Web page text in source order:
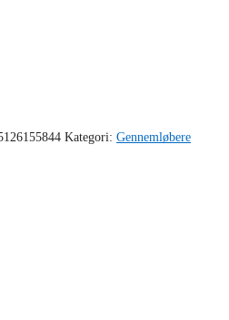
Kategori: Gennemløbere